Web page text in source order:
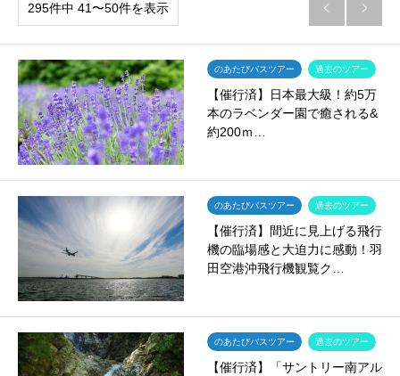
295件中 41〜50件を表示  
のあたびバスツアー 過去のツアー
【催行済】日本最大級！約5万
本のラベンダー園で癒される&
約200ｍ…
のあたびバスツアー 過去のツアー
【催行済】間近に見上げる飛行
機の臨場感と大迫力に感動！羽
田空港沖飛行機観覧ク…
のあたびバスツアー 過去のツアー
【催行済】「サントリー南アル